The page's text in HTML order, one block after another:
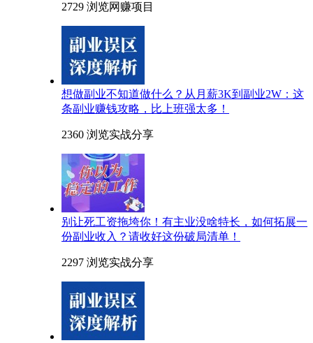
2729 浏览网赚项目
想做副业不知道做什么？从月薪3K到副业2W：这
条副业赚钱攻略，比上班强太多！
2360 浏览实战分享
别让死工资拖垮你！有主业没啥特长，如何拓展一
份副业收入？请收好这份破局清单！
2297 浏览实战分享